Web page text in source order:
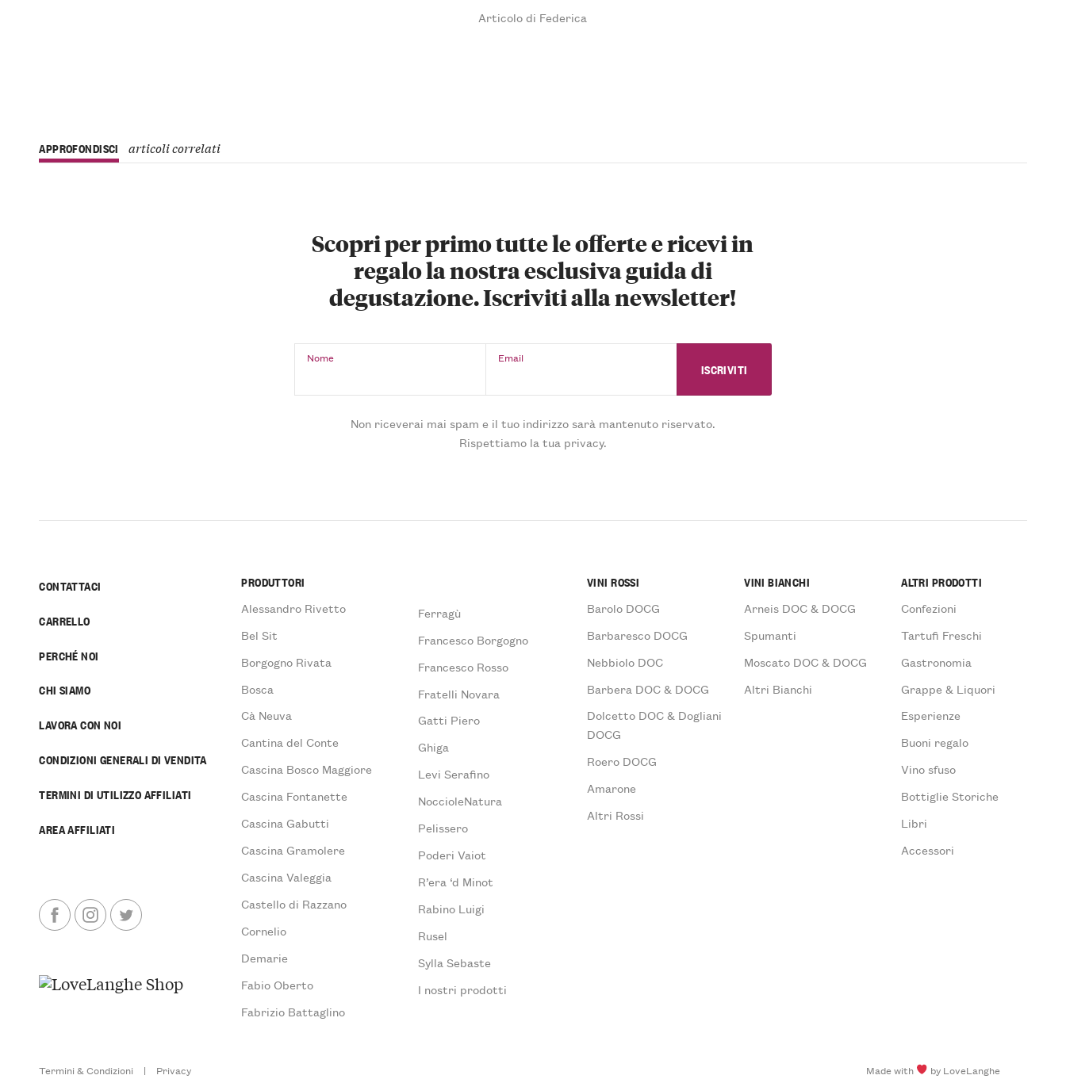
Articolo di Federica
APPROFONDISCI articoli correlati
Scopri per primo tutte le offerte e ricevi in
regalo la nostra esclusiva guida di
degustazione. Iscriviti alla newsletter!
Nome Email
Non riceverai mai spam e il tuo indirizzo sarà mantenuto riservato.
Rispettiamo la tua privacy.
CONTATTACI
CARRELLO
PERCHÉ NOI
CHI SIAMO
LAVORA CON NOI
CONDIZIONI GENERALI DI VENDITA
TERMINI DI UTILIZZO AFFILIATI
AREA AFFILIATI
PRODUTTORI
Alessandro Rivetto
Bel Sit
Borgogno Rivata
Bosca
Cà Neuva
Cantina del Conte
Cascina Bosco Maggiore
Cascina Fontanette
Cascina Gabutti
Cascina Gramolere
Cascina Valeggia
Castello di Razzano
Cornelio
Demarie
Fabio Oberto
Fabrizio Battaglino
Ferragù
Francesco Borgogno
Francesco Rosso
Fratelli Novara
Gatti Piero
Ghiga
Levi Serafino
NoccioleNatura
Pelissero
Poderi Vaiot
R’era ‘d Minot
Rabino Luigi
Rusel
Sylla Sebaste
I nostri prodotti
VINI ROSSI
Barolo DOCG
Barbaresco DOCG
Nebbiolo DOC
Barbera DOC & DOCG
Dolcetto DOC & Dogliani
DOCG
Roero DOCG
Amarone
Altri Rossi
VINI BIANCHI
Arneis DOC & DOCG
Spumanti
Moscato DOC & DOCG
Altri Bianchi
ALTRI PRODOTTI
Confezioni
Tartufi Freschi
Gastronomia
Grappe & Liquori
Esperienze
Buoni regalo
Vino sfuso
Bottiglie Storiche
Libri
Accessori
Termini & Condizioni | Privacy Made with by LoveLanghe